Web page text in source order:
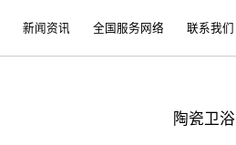
新闻资讯 全国服务网络 联系我们
陶瓷卫浴